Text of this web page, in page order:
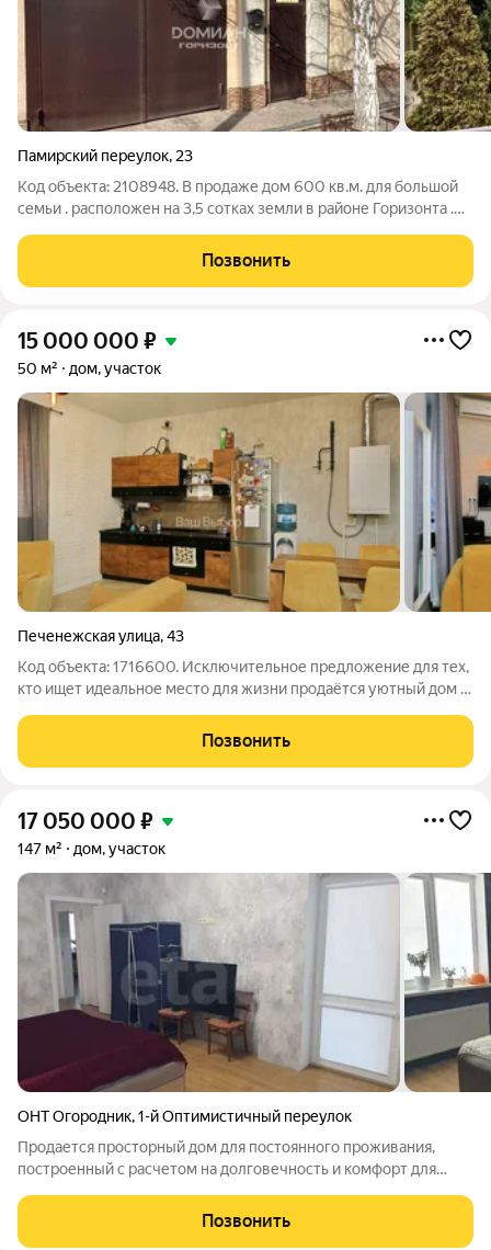
Памирский переулок, 23
Код объекта: 2108948. В продаже дом 600 кв.м. для большой
семьи . расположен на 3,5 сотках земли в районе Горизонта .
потолки , на полу качественный паркет . Имеется подземный
гараж на
Позвонить
15 000 000 ₽
50 м² дом, участок
Печенежская улица,43
Код объекта: 1716600. Исключительное предложение для тех,
кто ищет идеальное место для жизни продаётся уютный дом в
площадью 95 кв. м, включая цокольный этаж, отличается
высоким качеством и
Позвонить
17 050 000 ₽
147 м² дом, участок
ОНТ Огородник,1-й Оптимистичный переулок
Продается просторный дом для постоянного проживания,
построенный с расчетом на долговечность и комфорт для
двух уровнях. На первом этаже расположена светлая
гостиная-столовая с выходом в сад,
Позвонить